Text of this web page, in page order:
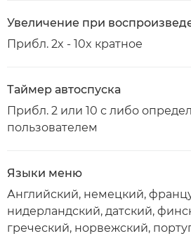
Увеличение при
Прибл. 2x - 10x кратное
Таймер автоспуска
Прибл. 2 или 10 с либо
пользователем
Языки меню
Английский, немецкий,
нидерландский, датский,
греческий, норвежский,